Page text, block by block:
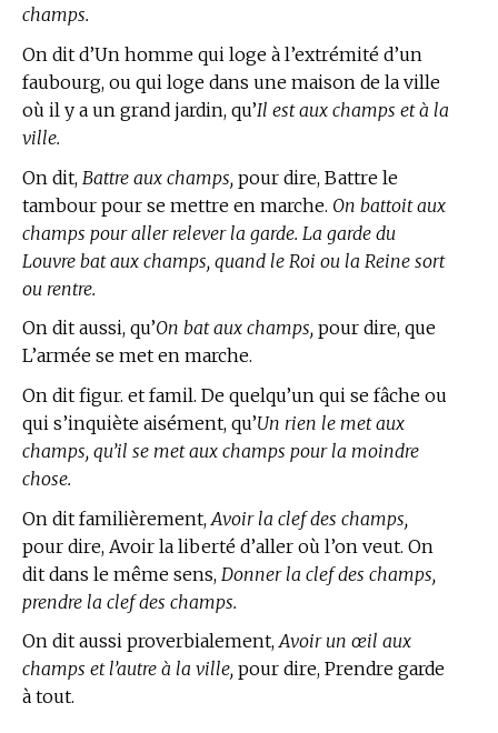
champs.
On dit d’Un homme qui loge à l’extrémité d’un
faubourg, ou qui loge dans une maison de la ville
où il y a un grand jardin, qu’Il est aux champs et à la
ville.
On dit, Battre aux champs, pour dire, Battre le
tambour pour se mettre en marche. On battoit aux
champs pour aller relever la garde. La garde du
Louvre bat aux champs, quand le Roi ou la Reine sort
ou rentre.
On dit aussi, qu’On bat aux champs, pour dire, que
L’armée se met en marche.
On dit figur. et famil. De quelqu’un qui se fâche ou
qui s’inquiète aisément, qu’Un rien le met aux
champs, qu’il se met aux champs pour la moindre
chose.
On dit familièrement, Avoir la clef des champs,
pour dire, Avoir la liberté d’aller où l’on veut. On
dit dans le même sens, Donner la clef des champs,
prendre la clef des champs.
On dit aussi proverbialement,Avoir un œil aux
champs et l’autre à la ville, pour dire, Prendre garde
à tout.